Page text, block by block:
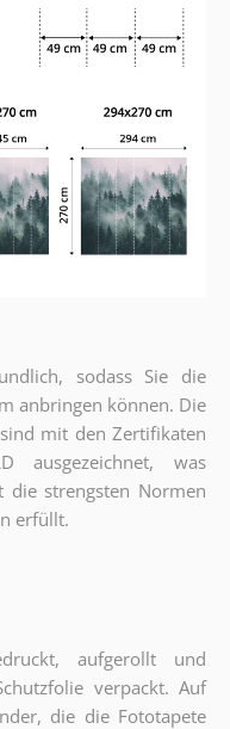
sodass Sie die
anbringen können. Die
mit den Zertifikaten
ausgezeichnet, was
die strengsten Normen
erfüllt.
aufgerollt und
verpackt. Auf
die die Fototapete